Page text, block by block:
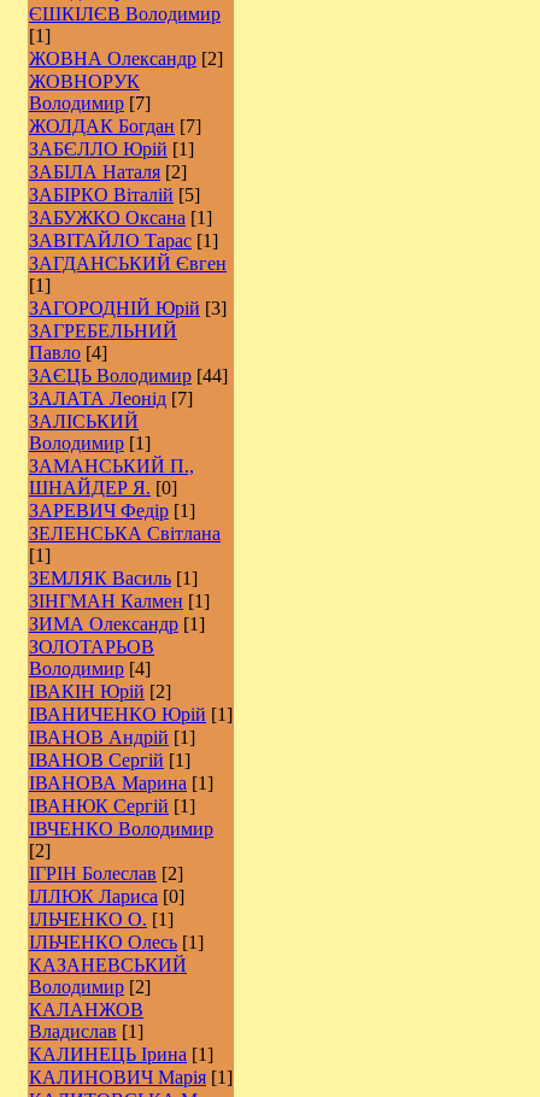
ЄШКІЛЄВ Володимир
[1]
ЖОВНА Олександр [2]
ЖОВНОРУК
Володимир [7]
ЖОЛДАК Богдан [7]
ЗАБЄЛЛО Юрій [1]
ЗАБІЛА Наталя [2]
ЗАБІРКО Віталій [5]
ЗАБУЖКО Оксана [1]
ЗАВІТАЙЛО Тарас [1]
ЗАГДАНСЬКИЙ Євген
[1]
ЗАГОРОДНІЙ Юрій [3]
ЗАГРЕБЕЛЬНИЙ
Павло [4]
ЗАЄЦЬ Володимир [44]
ЗАЛАТА Леонід [7]
ЗАЛІСЬКИЙ
Володимир [1]
ЗАМАНСЬКИЙ П.,
ШНАЙДЕР Я. [0]
ЗАРЕВИЧ Федір [1]
ЗЕЛЕНСЬКА Світлана
[1]
ЗЕМЛЯК Василь [1]
ЗІНГМАН Калмен [1]
ЗИМА Олександр [1]
ЗОЛОТАРЬОВ
Володимир [4]
ІВАКІН Юрій [2]
ІВАНИЧЕНКО Юрій [1]
ІВАНОВ Андрій [1]
ІВАНОВ Сергій [1]
ІВАНОВА Марина [1]
ІВАНЮК Сергій [1]
ІВЧЕНКО Володимир
[2]
ІГРІН Болеслав [2]
ІЛЛЮК Лариса [0]
ІЛЬЧЕНКО О. [1]
ІЛЬЧЕНКО Олесь [1]
КАЗАНЕВСЬКИЙ
Володимир [2]
КАЛАНЖОВ
Владислав [1]
КАЛИНЕЦЬ Ірина [1]
КАЛИНОВИЧ Марія [1]